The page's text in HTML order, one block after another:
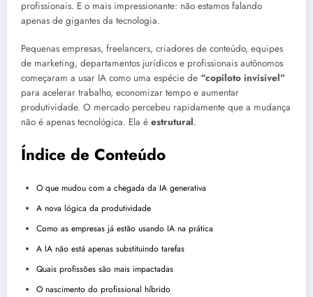
profissionais. E o mais impressionante: não estamos falando
apenas de gigantes da tecnologia.
Pequenas empresas, freelancers, criadores de conteúdo, equipes
de marketing, departamentos jurídicos e profissionais autônomos
começaram a usar IA como uma espécie de “copiloto invisível”
para acelerar trabalho, economizar tempo e aumentar
produtividade. O mercado percebeu rapidamente que a mudança
não é apenas tecnológica. Ela é estrutural.
Índice de Conteúdo
O que mudou com a chegada da IA generativa
A nova lógica da produtividade
Como as empresas já estão usando IA na prática
A IA não está apenas substituindo tarefas
Quais profissões são mais impactadas
O nascimento do profissional híbrido